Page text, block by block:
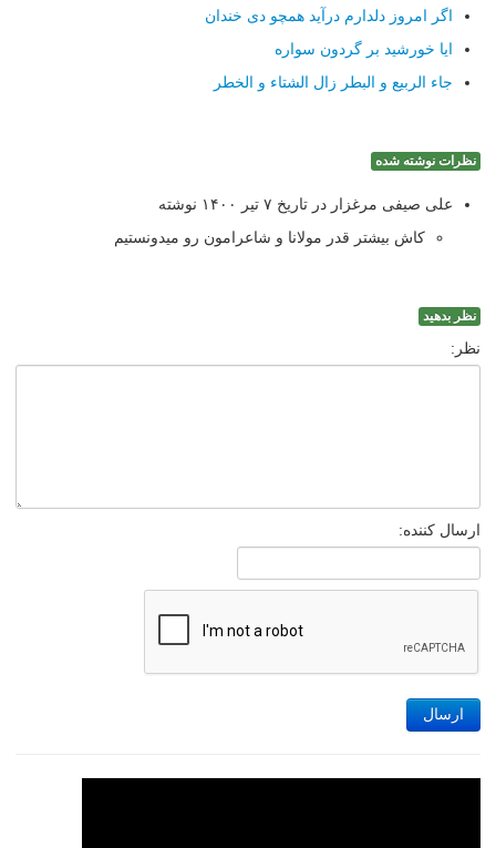
اگر امروز دلدارم درآید همچو دی خندان
ایا خورشید بر گردون سواره
جاء الربیع و البطر زال الشتاء و الخطر
نظرات نوشته شده
علی صیفی مرغزار در تاریخ ۷ تیر ۱۴۰۰ نوشته
کاش بیشتر قدر مولانا و شاعرامون رو میدونستیم
نظر بدهید
نظر:
ارسال کننده:
ارسال